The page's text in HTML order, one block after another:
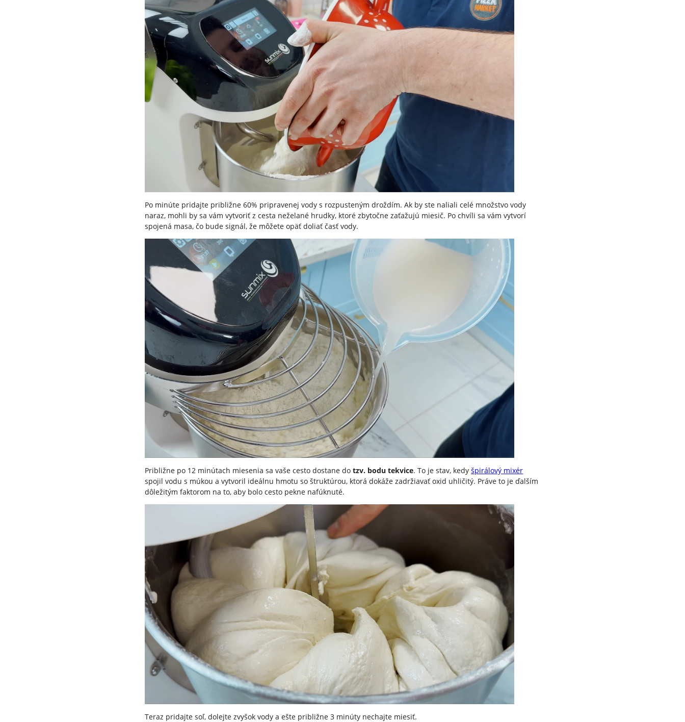
Po minúte pridajte približne 60% pripravenej vody s rozpusteným droždím. Ak by ste naliali celé množstvo vody
naraz, mohli by sa vám vytvoriť z cesta neželané hrudky, ktoré zbytočne zaťažujú miesič. Po chvíli sa vám vytvorí
spojená masa, čo bude signál, že môžete opäť doliať časť vody.
Približne po 12 minútach miesenia sa vaše cesto dostane dotzv. bodu tekvice. To je stav, kedyšpirálový mixér
spojil vodu s múkou a vytvoril ideálnu hmotu so štruktúrou, ktorá dokáže zadržiavať oxid uhličitý. Práve to je ďalším
dôležitým faktorom na to, aby bolo cesto pekne nafúknuté.
Teraz pridajte soľ, dolejte zvyšok vody a ešte približne 3 minúty nechajte miesiť.